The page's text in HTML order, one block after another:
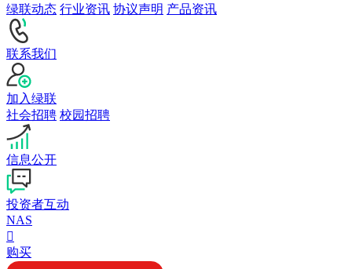
绿联动态 行业资讯 协议声明 产品资讯
联系我们
加入绿联
社会招聘 校园招聘
信息公开
投资者互动
NAS

购买